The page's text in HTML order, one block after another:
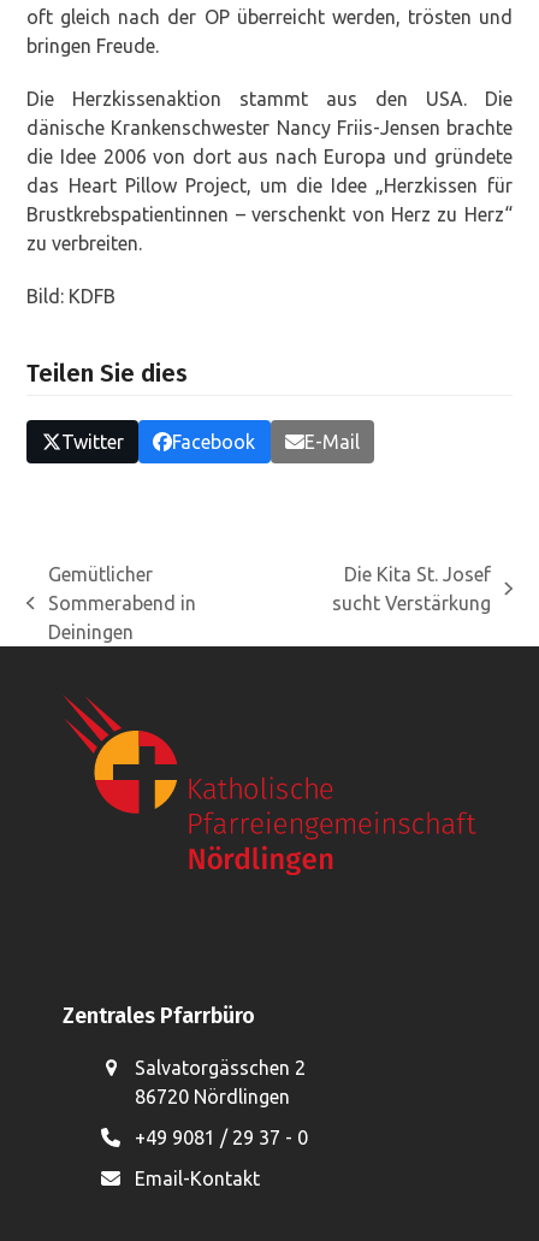
oft gleich nach der OP überreicht werden, trösten und
bringen Freude.
Die Herzkissenaktion stammt aus den USA. Die
dänische Krankenschwester Nancy Friis-Jensen brachte
die Idee 2006 von dort aus nach Europa und gründete
das Heart Pillow Project, um die Idee „Herzkissen für
Brustkrebspatientinnen – verschenkt von Herz zu Herz“
zu verbreiten.
Bild: KDFB
Teilen Sie dies
Twitter Facebook E-Mail
vorheriger
Beitrag:
Gemütlicher
Sommerabend in
Deiningen
Nächster
Die Kita St. Josef
sucht Verstärkung
Zentrales Pfarrbüro
Salvatorgässchen 2
86720 Nördlingen
+49 9081 / 29 37 - 0
Email-Kontakt